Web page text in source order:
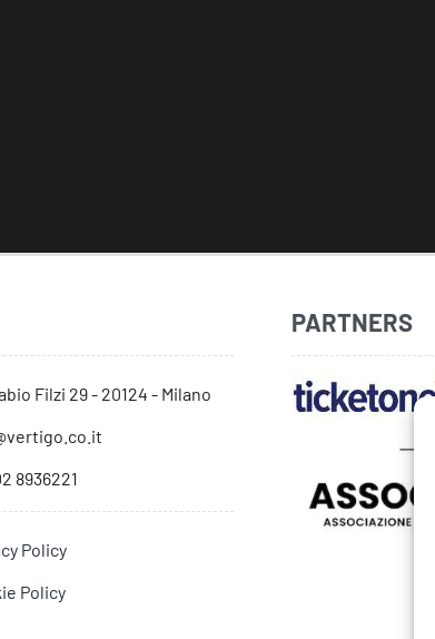
Filzi 29 - 20124 - Milano
8936221
Policy
Policy
PARTNERS